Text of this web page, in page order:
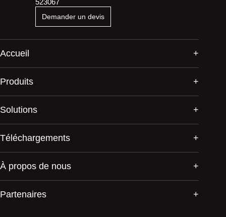
Demander un devis
Accueil
Produits
Solutions
Téléchargements
À propos de nous
Partenaires